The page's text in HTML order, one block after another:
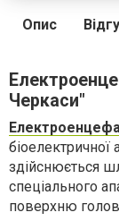
Опис
Черкаси"
біоелектричної
здійснюється
спеціального
поверхню